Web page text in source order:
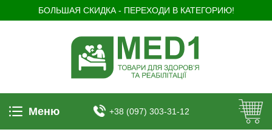
БОЛЬШАЯ СКИДКА - ПЕРЕХОДИ В КАТЕГОРИЮ!
Меню +38 (097) 303-31-12